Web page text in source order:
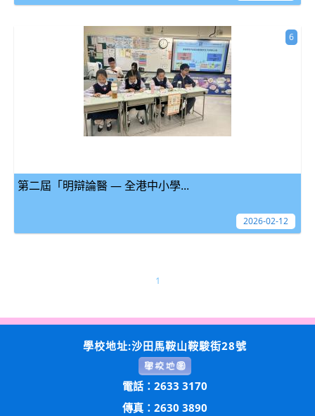
第二屆「明辯論醫 — 全港中小學...
6
2026-02-12
1
學校地址:沙田馬鞍山鞍駿街28號
電話：2633 3170
傳真：2630 3890